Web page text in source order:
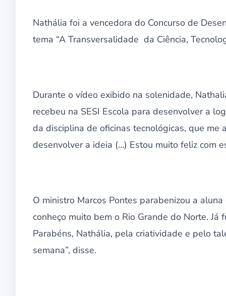
Nathália foi a vencedora do Concurso de
tema “A Transversalidade da Ciência,
Durante o vídeo exibido na solenidade,
recebeu na SESI Escola para desenvolver a
da disciplina de oficinas tecnológicas, que me
desenvolver a ideia (…) Estou muito feliz com
O ministro Marcos Pontes parabenizou a
conheço muito bem o Rio Grande do Norte. Já
Parabéns, Nathália, pela criatividade e pelo
semana”, disse.